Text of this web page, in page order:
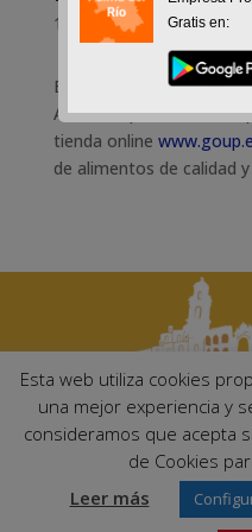
14-12-2018
El Ayuntamiento de
ArteOliva por la reciente
tienda online
de alimentos de calidad
Ayuntamiento de Palma del
14700 –
Email:
Teléfono: 957 71
Esta web utiliza cookies
una mejor experiencia y
consideramos que acepta
de Cookies
Leer más
Gratis en: